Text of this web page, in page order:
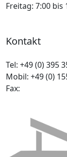
Freitag: 7:00 bis
Kontakt
Tel: +49 (0) 395
Mobil: +49 (0)
Fax: